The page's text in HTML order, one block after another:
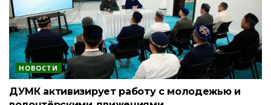
НОВОСТИ
ДУМК активизирует работу с молодежью и